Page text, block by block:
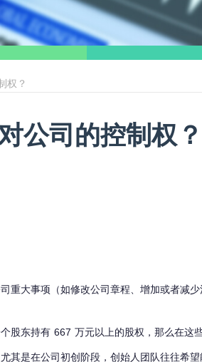
权？
公司的控制权？
重大事项（如修改公司章程、增加或者减
股东持有 667 万元以上的股权，那么在这
其是在公司初创阶段，创始人团队往往希